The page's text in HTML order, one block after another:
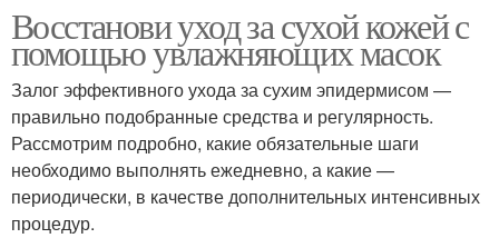
Восстанови уход за сухой кожей с
помощью увлажняющих масок
Залог эффективного ухода за сухим эпидермисом —
правильно подобранные средства и регулярность.
Рассмотрим подробно, какие обязательные шаги
необходимо выполнять ежедневно, а какие —
периодически, в качестве дополнительных интенсивных
процедур.